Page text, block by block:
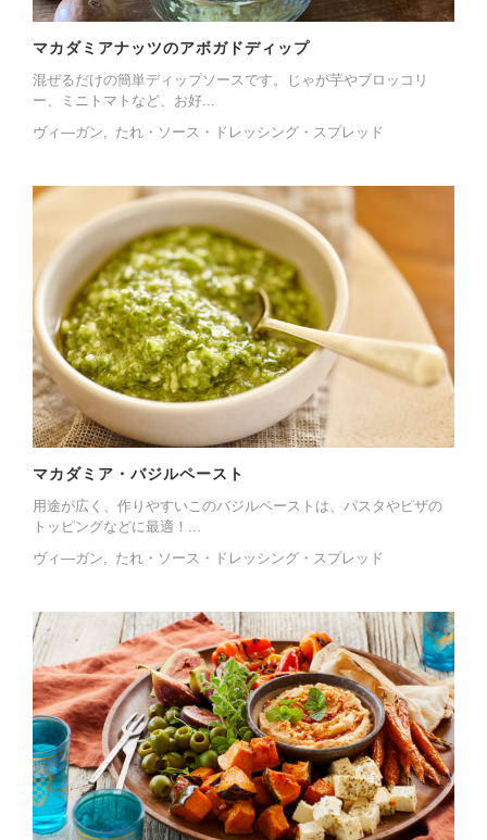
マカダミアナッツのアボガドディップ
混ぜるだけの簡単ディップソースです。じゃが芋やブロッコリ
ー、ミニトマトなど、お好...
ヴィ―ガン
たれ・ソース・ドレッシング・スプレッド
マカダミア・バジルペースト
用途が広く、作りやすいこのバジルペーストは、パスタやピザの
トッピングなどに最適！...
ヴィ―ガン
たれ・ソース・ドレッシング・スプレッド